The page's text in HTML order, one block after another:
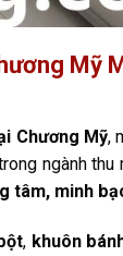
Mỹ
Chương Mỹ,
ngành
tâm, minh
, khuôn